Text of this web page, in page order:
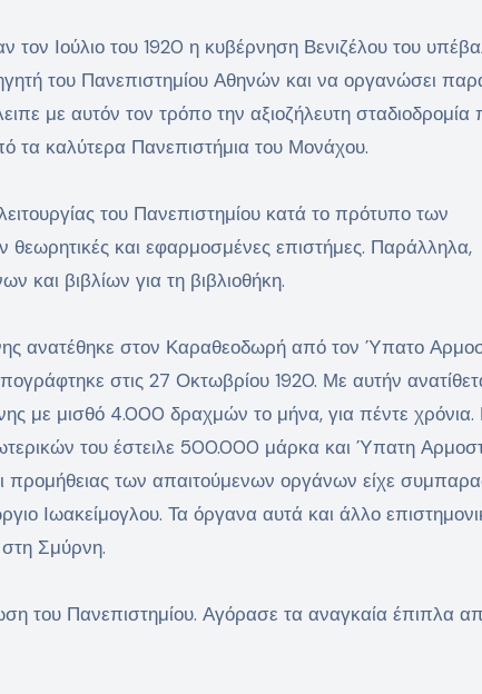
Ιούλιο του 1920 η κυβέρνηση Βενιζέλου του
του Πανεπιστημίου Αθηνών και να οργανώσει
με αυτόν τον τρόπο την αξιοζήλευτη σταδιοδρομία
τα καλύτερα Πανεπιστήμια του Μονάχου.
του Πανεπιστημίου κατά το πρότυπο των
και εφαρμοσμένες επιστήμες. Παράλληλα,
και βιβλίων για τη βιβλιοθήκη.
ανατέθηκε στον Καραθεοδωρή από τον Ύπατο
στις 27 Οκτωβρίου 1920. Με αυτήν
με μισθό 4.000 δραχμών το μήνα, για πέντε χρόνια.
του έστειλε 500.000 μάρκα και Ύπατη
των απαιτούμενων οργάνων είχε
Ιωακείμογλου. Τα όργανα αυτά και άλλο
Σμύρνη.
του Πανεπιστημίου. Αγόρασε τα αναγκαία έπιπλα